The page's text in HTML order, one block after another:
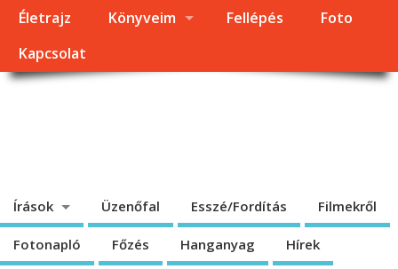
Életrajz Könyveim Fellépés
Foto
Kapcsolat
Írások Üzenőfal Esszé/Fordítás Filmekről
Fotonapló Főzés Hanganyag Hírek